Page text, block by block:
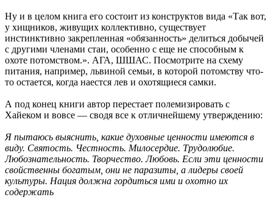
Ну и в целом книга его состоит из конструктов вида «Так вот,
у хищников, живущих коллективно, существует
инстинктивно закрепленная «обязанность» делиться добычей
с другими членами стаи, особенно с еще не способным к
охоте потомством.». АГА, ШШАС. Посмотрите на схему
питания, например, львиной семьи, в которой потомству что-
то остается, когда наестся лев и охотящиеся самки.
А под конец книги автор перестает полемизировать с
Хайеком и вовсе — сводя все к отличнейшему утверждению:
Я пытаюсь выяснить, какие духовные ценности имеются в
виду. Святость. Честность. Милосердие. Трудолюбие.
Любознательность. Творчество. Любовь. Если эти ценности
свойственны богатым, они не паразиты, а лидеры своей
культуры. Нация должна гордиться ими и охотно их
содержать